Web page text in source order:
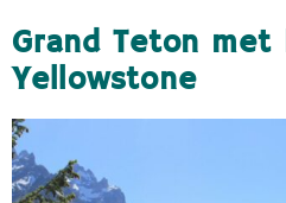
Grand Teton met
Yellowstone